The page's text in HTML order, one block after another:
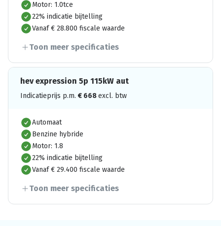
Motor: 1.0tce
22% indicatie bijtelling
Vanaf € 28.800 fiscale waarde
Toon meer specificaties
hev expression 5p 115kW aut
Indicatieprijs p.m. € 668excl. btw
Automaat
Benzine hybride
Motor: 1.8
22% indicatie bijtelling
Vanaf € 29.400 fiscale waarde
Toon meer specificaties